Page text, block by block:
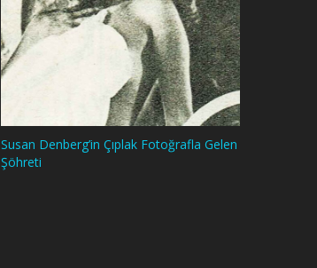
Susan Denberg’in Çıplak Fotoğrafla Gelen
Şöhreti